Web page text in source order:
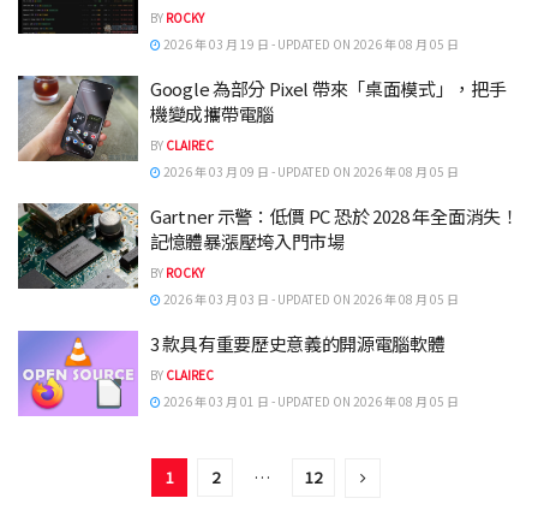
BY ROCKY
2026 年 03 月 19 日 - UPDATED ON 2026 年 08 月 05 日
Google 為部分 Pixel 帶來「桌面模式」，把手
機變成攜帶電腦
BY CLAIREC
2026 年 03 月 09 日 - UPDATED ON 2026 年 08 月 05 日
Gartner 示警：低價 PC 恐於 2028 年全面消失！
記憶體暴漲壓垮入門市場
BY ROCKY
2026 年 03 月 03 日 - UPDATED ON 2026 年 08 月 05 日
3 款具有重要歷史意義的開源電腦軟體
BY CLAIREC
2026 年 03 月 01 日 - UPDATED ON 2026 年 08 月 05 日
1 2 … 12